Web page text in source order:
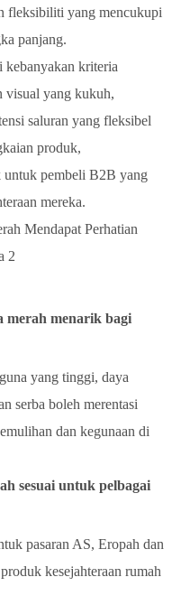
fleksibiliti yang mencukupi
panjang.
kebanyakan kriteria
visual yang kukuh,
saluran yang fleksibel
produk,
untuk pembeli B2B yang
mereka.
merah menarik bagi
yang tinggi, daya
serba boleh merentasi
dan kegunaan di
sesuai untuk pelbagai
pasaran AS, Eropah dan
kesejahteraan rumah